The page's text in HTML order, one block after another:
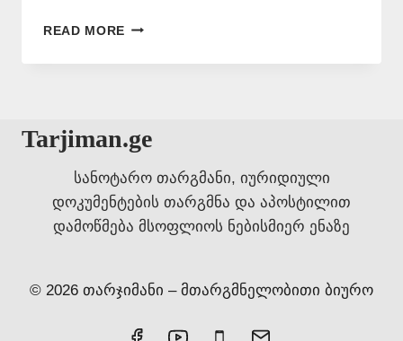
READ MORE ᲤᲠᲐᲜᲒᲣᲚ
ᲗᲐᲠᲒᲛᲜᲐ
Tarjiman.ge
სანოტარო თარგმანი, იურიდიული
დოკუმენტების თარგმნა და აპოსტილით
დამოწმება მსოფლიოს ნებისმიერ ენაზე
© 2026 თარჯიმანი – მთარგმნელობითი ბიურო